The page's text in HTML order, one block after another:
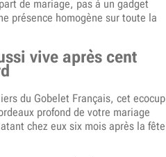
de mariage, pas à un gadget
présence homogène sur toute la
vive après cent
du Gobelet Français, cet ecocup
profond de votre mariage
chez eux six mois après la fête